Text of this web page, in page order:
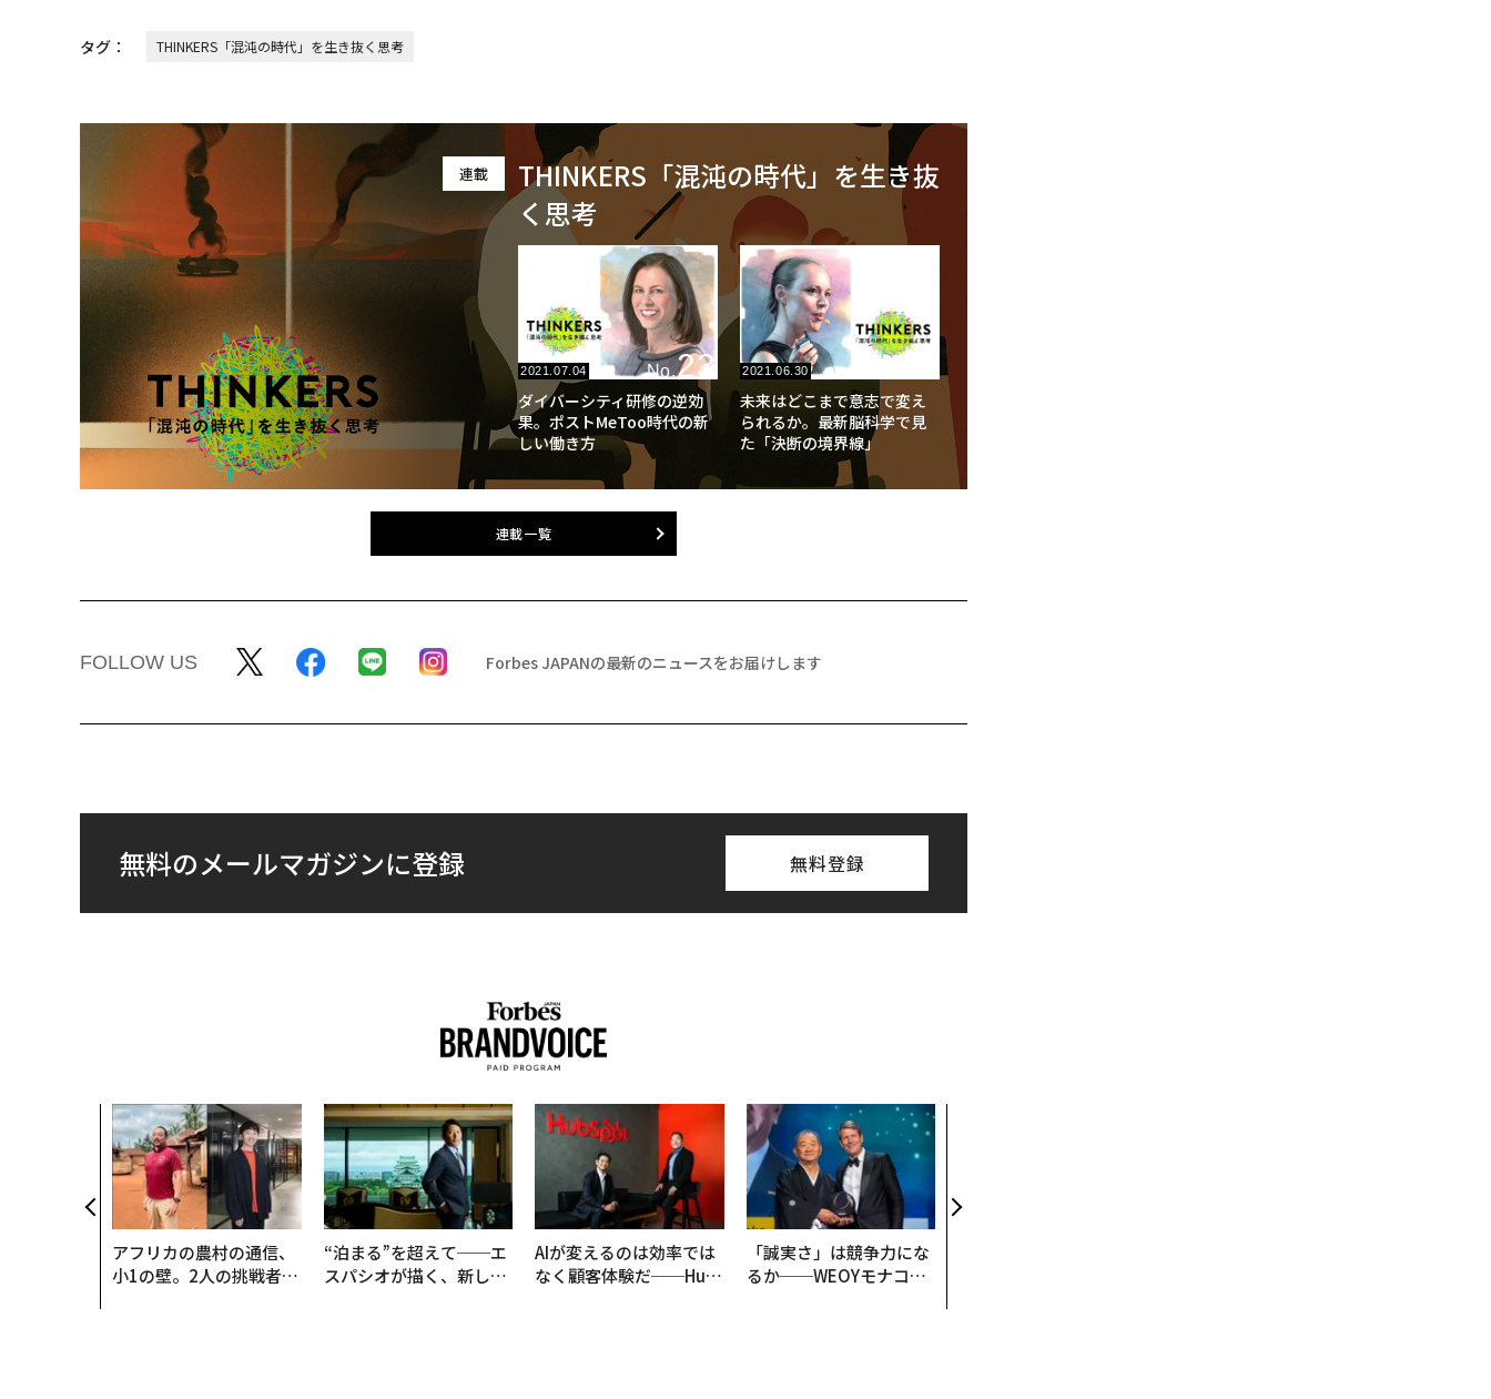
タグ： THINKERS「混沌の時代」を生き抜く思考
連載
THINKERS「混沌の時代」を生き抜
く思考
2021.07.04 No.23
ダイバーシティ研修の逆効
果。ポストMeToo時代の新
しい働き方
2021.06.30 22
未来はどこまで意志で変え
られるか。最新脳科学で見
た「決断の境界線」
連載一覧
FOLLOW US Forbes JAPANの最新のニュースをお届けします
無料のメールマガジンに登録 無料登録
アフリカの農村の通信、
小1の壁。2人の挑戦者が
“泊まる”を超えて──エ
スパシオが描く、新しい
AIが変えるのは効率では
なく顧客体験だ──Hub
「誠実さ」は競争力にな
るか──WEOYモナコで
年の答え